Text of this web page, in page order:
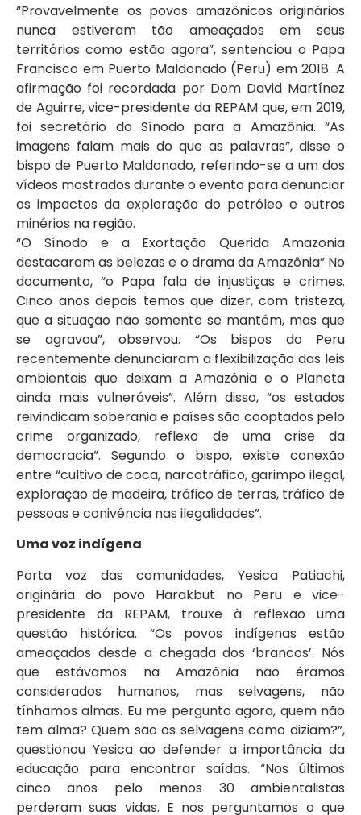
“Provavelmente os povos amazônicos originários
nunca estiveram tão ameaçados em seus
territórios como estão agora”, sentenciou o Papa
Francisco em Puerto Maldonado (Peru) em 2018. A
afirmação foi recordada por Dom David Martínez
de Aguirre, vice-presidente da REPAM que, em 2019,
foi secretário do Sínodo para a Amazônia. “As
imagens falam mais do que as palavras”, disse o
bispo de Puerto Maldonado, referindo-se a um dos
vídeos mostrados durante o evento para denunciar
os impactos da exploração do petróleo e outros
minérios na região.
“O Sínodo e a Exortação Querida Amazonia
destacaram as belezas e o drama da Amazônia” No
documento, “o Papa fala de injustiças e crimes.
Cinco anos depois temos que dizer, com tristeza,
que a situação não somente se mantém, mas que
se agravou”, observou. “Os bispos do Peru
recentemente denunciaram a flexibilização das leis
ambientais que deixam a Amazônia e o Planeta
ainda mais vulneráveis”. Além disso, “os estados
reivindicam soberania e países são cooptados pelo
crime organizado, reflexo de uma crise da
democracia”. Segundo o bispo, existe conexão
entre “cultivo de coca, narcotráfico, garimpo ilegal,
exploração de madeira, tráfico de terras, tráfico de
pessoas e conivência nas ilegalidades”.
Uma voz indígena
Porta voz das comunidades, Yesica Patiachi,
originária do povo Harakbut no Peru e vice-
presidente da REPAM, trouxe à reflexão uma
questão histórica. “Os povos indígenas estão
ameaçados desde a chegada dos ‘brancos’. Nós
que estávamos na Amazônia não éramos
considerados humanos, mas selvagens, não
tínhamos almas. Eu me pergunto agora, quem não
tem alma? Quem são os selvagens como diziam?”,
questionou Yesica ao defender a importância da
educação para encontrar saídas. “Nos últimos
cinco anos pelo menos 30 ambientalistas
perderam suas vidas. E nos perguntamos o que